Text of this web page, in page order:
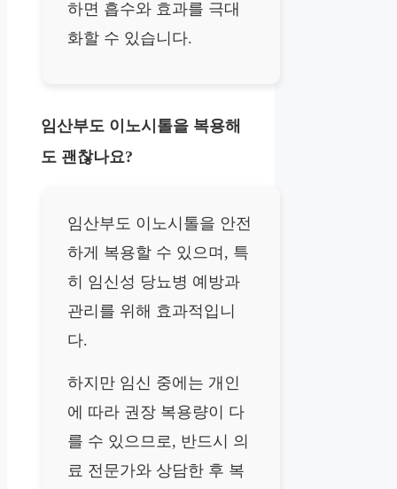
하면 흡수와 효과를 극대
화할 수 있습니다.
임산부도 이노시톨을 복용해
도 괜찮나요?
임산부도 이노시톨을 안전
하게 복용할 수 있으며, 특
히 임신성 당뇨병 예방과
관리를 위해 효과적입니
다.
하지만 임신 중에는 개인
에 따라 권장 복용량이 다
를 수 있으므로, 반드시 의
료 전문가와 상담한 후 복